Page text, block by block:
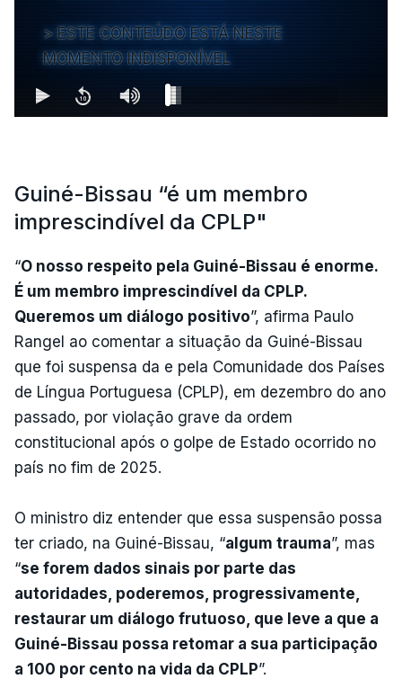
ESTE CONTEÚDO ESTÁ NESTE
MOMENTO INDISPONÍVEL
Guiné-Bissau “é um membro
imprescindível da CPLP"
“O nosso respeito pela Guiné-Bissau é enorme.
É um membro imprescindível da CPLP.
Queremos um diálogo positivo”, afirma Paulo
Rangel ao comentar a situação da Guiné-Bissau
que foi suspensa da e pela Comunidade dos Países
de Língua Portuguesa (CPLP), em dezembro do ano
passado, por violação grave da ordem
constitucional após o golpe de Estado ocorrido no
país no fim de 2025.
O ministro diz entender que essa suspensão possa
ter criado, na Guiné-Bissau, “algum trauma”, mas
“se forem dados sinais por parte das
autoridades, poderemos, progressivamente,
restaurar um diálogo frutuoso, que leve a que a
Guiné-Bissau possa retomar a sua participação
a 100 por cento na vida da CPLP”.